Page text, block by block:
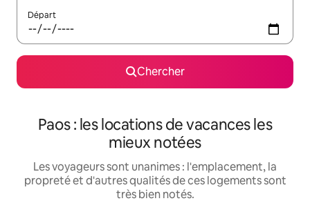
Départ
Chercher
Paos : les locations de vacances les
mieux notées
Les voyageurs sont unanimes : l'emplacement, la
propreté et d'autres qualités de ces logements sont
très bien notés.